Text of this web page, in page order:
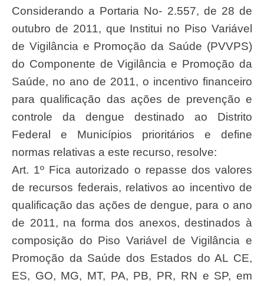
Considerando a Portaria No- 2.557, de 28 de
outubro de 2011, que Institui no Piso Variável
de Vigilância e Promoção da Saúde (PVVPS)
do Componente de Vigilância e Promoção da
Saúde, no ano de 2011, o incentivo financeiro
para qualificação das ações de prevenção e
controle da dengue destinado ao Distrito
Federal e Municípios prioritários e define
normas relativas a este recurso, resolve:
Art. 1º Fica autorizado o repasse dos valores
de recursos federais, relativos ao incentivo de
qualificação das ações de dengue, para o ano
de 2011, na forma dos anexos, destinados à
composição do Piso Variável de Vigilância e
Promoção da Saúde dos Estados do AL CE,
ES, GO, MG, MT, PA, PB, PR, RN e SP, em